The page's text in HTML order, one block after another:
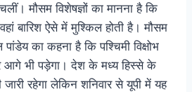
मौसम विशेषज्ञों का मानना है कि
बारिश ऐसे में मुश्किल होती है। मौसम
का कहना है कि पश्चिमी विक्षोभ
भी पड़ेगा। देश के मध्य हिस्से के
जारी रहेगा लेकिन शनिवार से यूपी में यह